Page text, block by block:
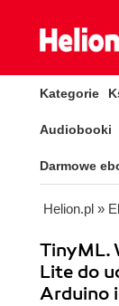
Kategorie
Audiobooki
Darmowe
Helion.pl »
TinyML.
Lite do
Arduino